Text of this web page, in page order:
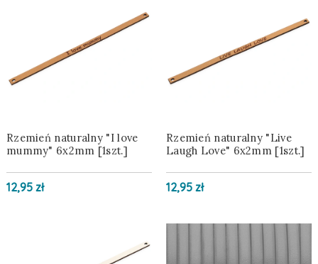
Rzemień naturalny "I love
mummy" 6x2mm [1szt.]
12,95 zł
Rzemień naturalny "Live
Laugh Love" 6x2mm [1szt.]
12,95 zł